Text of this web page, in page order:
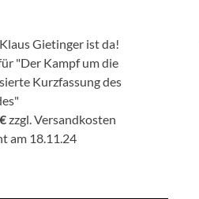
Gietinger ist da!
"Der Kampf um die
Kurzfassung des
zzgl. Versandkosten
am 18.11.24